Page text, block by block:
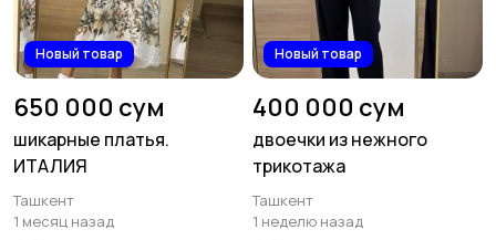
Новый товар
650 000 сум
шикарные платья.
ИТАЛИЯ
Ташкент
1 месяц назад
Новый товар
400 000 сум
двоечки из нежного
трикотажа
Ташкент
1 неделю назад